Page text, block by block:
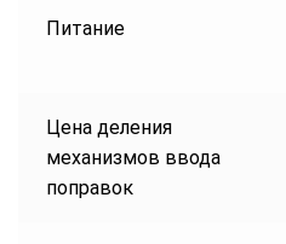
Питание
Цена деления
механизмов ввода
поправок